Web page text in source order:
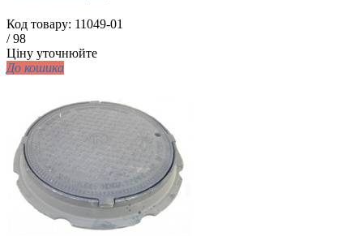
Код товару: 11049-01
/98
Ціну уточнюйте
До кошика